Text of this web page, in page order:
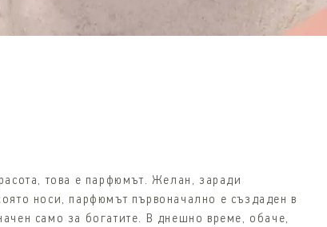
това е парфюмът. Желан, заради
носи, парфюмът първоначално е създаден в
само за богатите. В днешно време, обаче,